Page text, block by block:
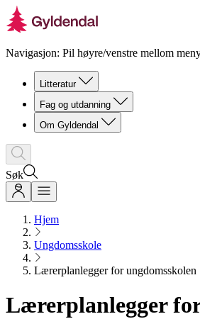
Navigasjon: Pil høyre/venstre mellom
Litteratur
Fag og utdanning
Om Gyldendal
Søk
Hjem
Ungdomsskole
Lærerplanlegger for ungdomsskolen
Lærerplanlegger